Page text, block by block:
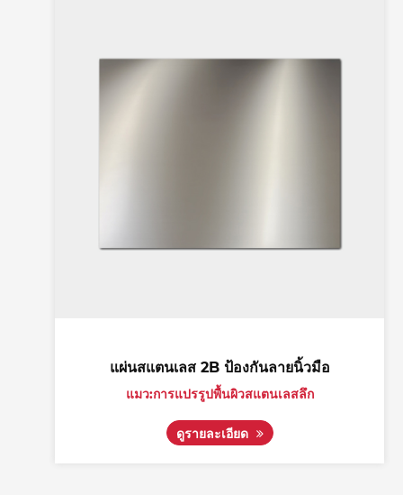
แผ่นสแตนเลส 2B ป้องกันลายนิ้วมือ
แมว:การแปรรูปพื้นผิวสแตนเลสลึก
ดูรายละเอียด